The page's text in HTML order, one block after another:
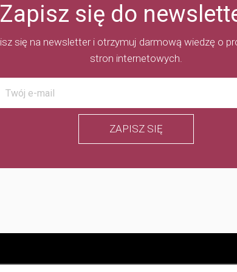
ZAPISZ SIĘ
się na newsletter i otrzymuj darmową wiedzę o
stron internetowych.
Zapisz się do